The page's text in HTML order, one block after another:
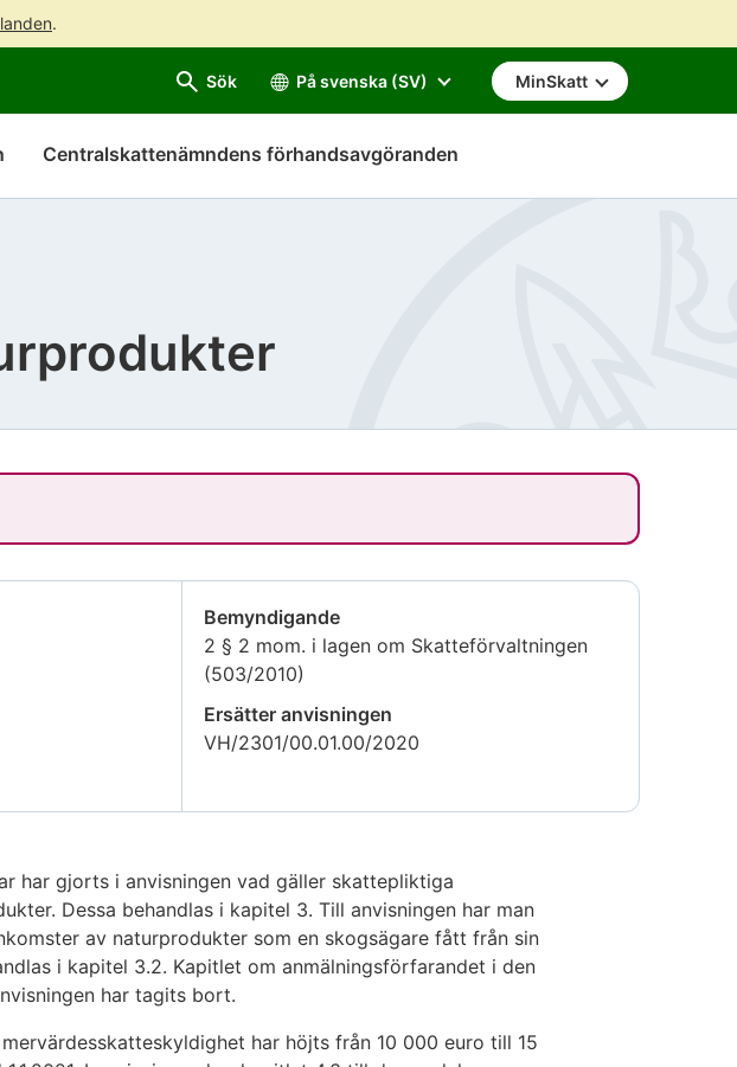
.
Sök På svenska (SV) MinSkatt
Centralskattenämndens förhandsavgöranden
Bemyndigande
2 § 2 mom. i lagen om Skatteförvaltningen
(503/2010)
Ersätter anvisningen
VH/2301/00.01.00/2020
har gjorts i anvisningen vad gäller skattepliktiga
Dessa behandlas i kapitel 3. Till anvisningen har man
av naturprodukter som en skogsägare fått från sin
i kapitel 3.2. Kapitlet om anmälningsförfarandet i den
har tagits bort.
har höjts från 10 000 euro till 15